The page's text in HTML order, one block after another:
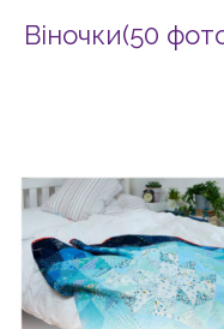
Віночки(50